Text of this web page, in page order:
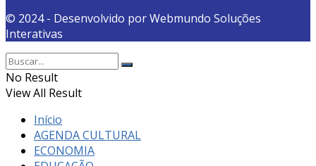
© 2024 - Desenvolvido por Webmundo Soluções
Interativas
No Result
View All Result
Início
AGENDA CULTURAL
ECONOMIA